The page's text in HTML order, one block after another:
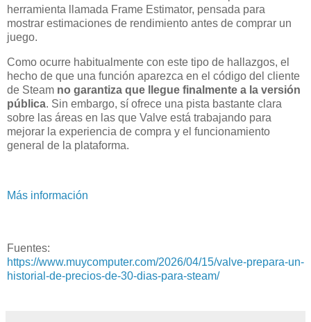
herramienta llamada Frame Estimator, pensada para
mostrar estimaciones de rendimiento antes de comprar un
juego.
Como ocurre habitualmente con este tipo de hallazgos, el
hecho de que una función aparezca en el código del cliente
de Steam no garantiza que llegue finalmente a la versión
pública. Sin embargo, sí ofrece una pista bastante clara
sobre las áreas en las que Valve está trabajando para
mejorar la experiencia de compra y el funcionamiento
general de la plataforma.
Más información
Fuentes:
https://www.muycomputer.com/2026/04/15/valve-prepara-un-
historial-de-precios-de-30-dias-para-steam/